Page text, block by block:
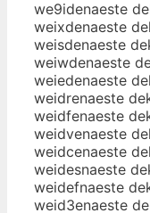
we9idenaeste
weixdenaeste
weisdenaeste
weiwdenaeste
weiedenaeste
weidrenaeste
weidfenaeste
weidvenaeste
weidcenaeste
weidesnaeste
weidefnaeste
weid3enaeste